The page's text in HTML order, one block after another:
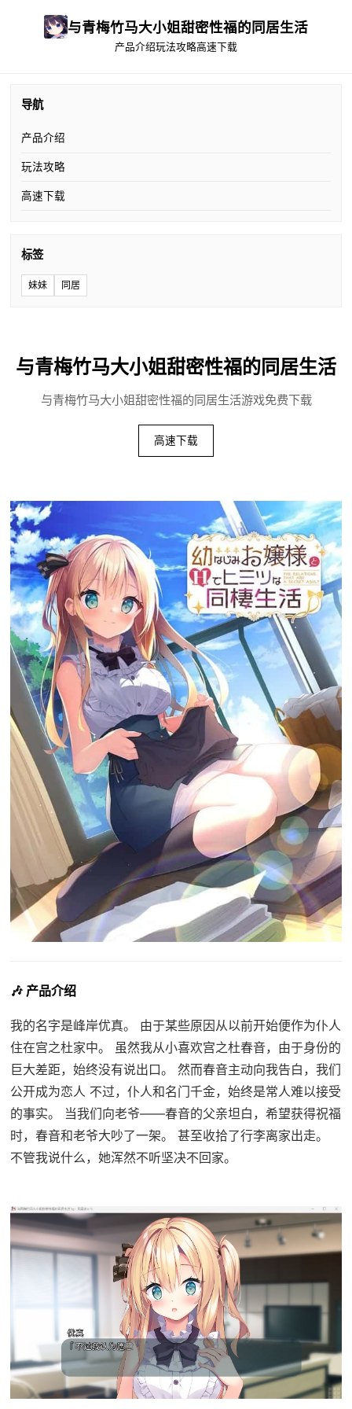
与青梅竹马大小姐甜密性福的同居生活
产品介绍玩法攻略高速下载
导航
产品介绍
玩法攻略
高速下载
标签
妹妹 同居
与青梅竹马大小姐甜密性福的同居生活
与青梅竹马大小姐甜密性福的同居生活游戏免费下载
高速下载
🎶 产品介绍
我的名字是峰岸优真。 由于某些原因从以前开始便作为仆人
住在宫之杜家中。 虽然我从小喜欢宫之杜春音，由于身份的
巨大差距，始终没有说出口。 然而春音主动向我告白，我们
公开成为恋人 不过，仆人和名门千金，始终是常人难以接受
的事实。 当我们向老爷——春音的父亲坦白，希望获得祝福
时，春音和老爷大吵了一架。 甚至收拾了行李离家出走。
不管我说什么，她浑然不听坚决不回家。